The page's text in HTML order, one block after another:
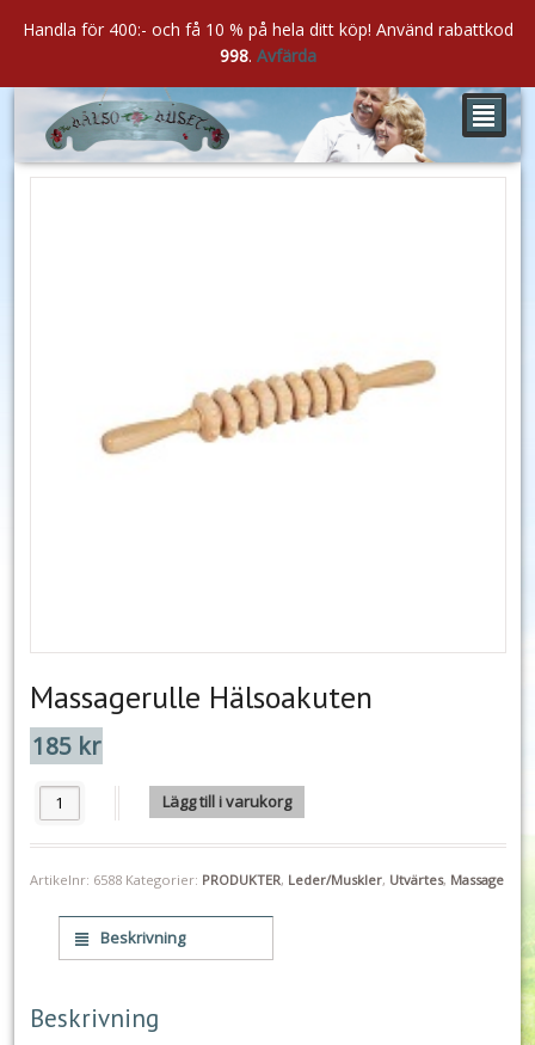
²
Massagerulle Hälsoakuten
185 kr
Massagerulle Hälsoakuten mängd
Lägg till i varukorg
Artikelnr: 6588 Kategorier: PRODUKTER, Leder/Muskler, Utvärtes, Massage
Beskrivning
Beskrivning
Handla för 400:- och få 10 % på hela ditt köp! Använd rabattkod
998. Avfärda